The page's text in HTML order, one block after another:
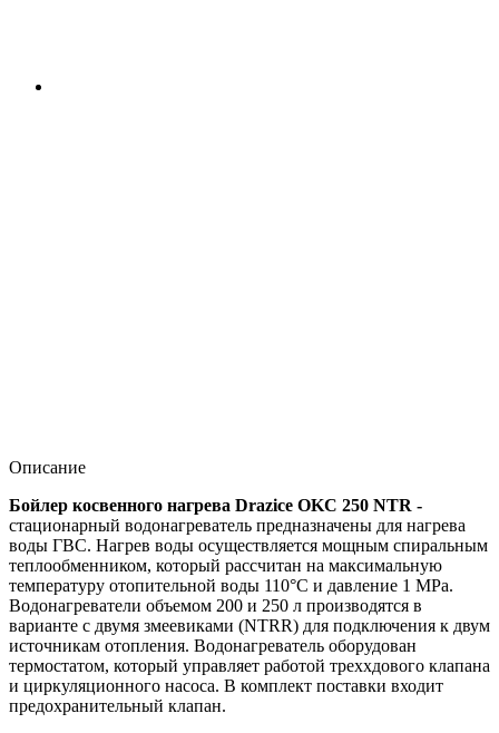
Описание
Бойлер косвенного нагрева Drazice OKC 250 NTR -
стационарный водонагреватель предназначены для нагрева
воды ГВС. Нагрев воды осуществляется мощным спиральным
теплообменником, который рассчитан на максимальную
температуру отопительной воды 110°C и давление 1 MPa.
Водонагреватели объемом 200 и 250 л производятся в
варианте с двумя змеевиками (NTRR) для подключения к двум
источникам отопления. Водонагреватель оборудован
термостатом, который управляет работой треххдового клапана
и циркуляционного насоса. В комплект поставки входит
предохранительный клапан.